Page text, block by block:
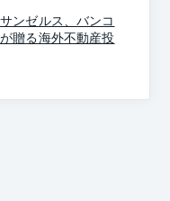
ンゼルス、バンコ
贈る海外不動産投